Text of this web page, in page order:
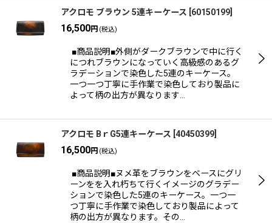
アクロモ ブラウン 5連キーケース 60150199
16,500円 (税込)
■商品説明■外側がダークブラウンで中に行く
につれブラウンになっていく高級感のあるグ
ラデーションで染色した5連のキーケース。
一つ一つ丁寧に手作業で染色しており製品に
よって柄の出方が異なります…
アクロモ BｒG5連キーケース 40450399
16,500円 (税込)
■商品説明■ヌメ革をブラウンをベースにグリ
ーンをを入れ朽ちて行くイメージのグラデー
ションで染色した5連のキーケース。一つ一
つ丁寧に手作業で染色しており製品によって
柄の出方が異なります。その…